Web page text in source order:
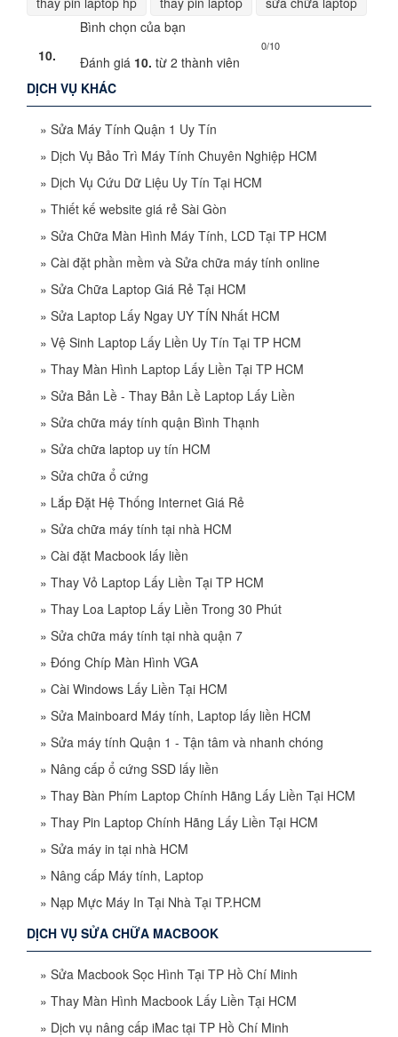
10.
Bình chọn của bạn
0/10
Đánh giá 10. từ 2 thành viên
DỊCH VỤ KHÁC
» Sửa Máy Tính Quận 1 Uy Tín
» Dịch Vụ Bảo Trì Máy Tính Chuyên Nghiệp HCM
» Dịch Vụ Cứu Dữ Liệu Uy Tín Tại HCM
» Thiết kế website giá rẻ Sài Gòn
» Sửa Chữa Màn Hình Máy Tính, LCD Tại TP HCM
» Cài đặt phần mềm và Sửa chữa máy tính online
» Sửa Chữa Laptop Giá Rẻ Tại HCM
» Sửa Laptop Lấy Ngay UY TÍN Nhất HCM
» Vệ Sinh Laptop Lấy Liền Uy Tín Tại TP HCM
» Thay Màn Hình Laptop Lấy Liền Tại TP HCM
» Sửa Bản Lề - Thay Bản Lề Laptop Lấy Liền
» Sửa chữa máy tính quận Bình Thạnh
» Sửa chữa laptop uy tín HCM
» Sửa chữa ổ cứng
» Lắp Đặt Hệ Thống Internet Giá Rẻ
» Sửa chữa máy tính tại nhà HCM
» Cài đặt Macbook lấy liền
» Thay Vỏ Laptop Lấy Liền Tại TP HCM
» Thay Loa Laptop Lấy Liền Trong 30 Phút
» Sửa chữa máy tính tại nhà quận 7
» Đóng Chíp Màn Hình VGA
» Cài Windows Lấy Liền Tại HCM
» Sửa Mainboard Máy tính, Laptop lấy liền HCM
» Sửa máy tính Quận 1 - Tận tâm và nhanh chóng
» Nâng cấp ổ cứng SSD lấy liền
» Thay Bàn Phím Laptop Chính Hãng Lấy Liền Tại HCM
» Thay Pin Laptop Chính Hãng Lấy Liền Tại HCM
» Sửa máy in tại nhà HCM
» Nâng cấp Máy tính, Laptop
» Nạp Mực Máy In Tại Nhà Tại TP.HCM
DỊCH VỤ SỬA CHỮA MACBOOK
» Sửa Macbook Sọc Hình Tại TP Hồ Chí Minh
» Thay Màn Hình Macbook Lấy Liền Tại HCM
» Dịch vụ nâng cấp iMac tại TP Hồ Chí Minh